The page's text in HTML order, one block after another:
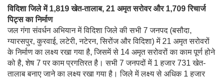
विदिशा जिले में 1,819 खेत-तालाब, 21 अमृत सरोवर और 1,709 रिचार्ज
पिट्स का निर्माण
जल गंगा संवर्धन अभियान में विदिशा जिले की सभी 7 जनपद (बसौदा,
ग्यारसपुर, कुरवाई, लटेरी, नटेरन, सिरोंज और विदिशा) में 21 अमृत सरोवरों
के निर्माण का लक्ष्य रखा गया है, जिसमें से 14 अमृत सरोवरों का काम पूर्ण होने
को है, शेष 7 पर काम प्रगतिरत है। सभी 7 जनपदों में 1 हजार 731 खेत-
तालाब बनाए जाने का लक्ष्य रखा गया है। जिले में लक्ष्य से अधिक 1 हजार